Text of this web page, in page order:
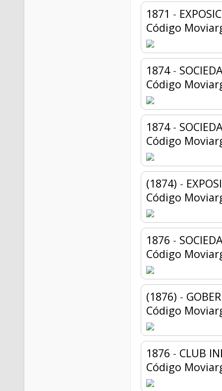
1871 -
Código
1874-
Código
1874-
Código
(1874) -
Código
1876 -
Código
(1876) -
Código
1876 - CLUB
Código